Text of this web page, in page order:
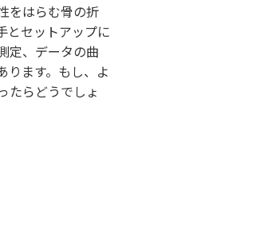
をはらむ骨の折
とセットアップに
定、データの曲
ります。もし、よ
たらどうでしょ